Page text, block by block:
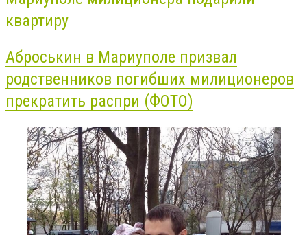
квартиру
Аброськин в Мариуполе призвал
родственников погибших милиционеров
прекратить распри (ФОТО)